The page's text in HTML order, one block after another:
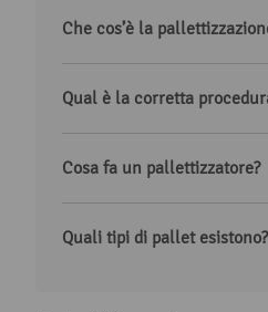
Che cos’è la
Qual è la corretta
Cosa fa un pallettizzatore?
Quali tipi di pallet esistono?